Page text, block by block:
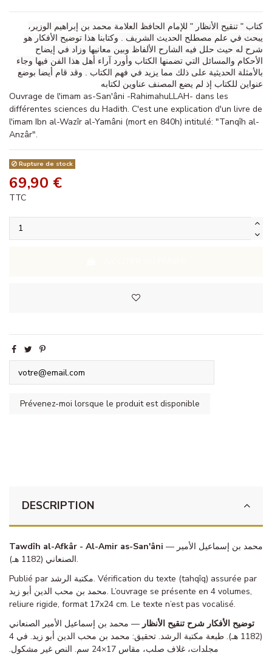
كتاب " تنقيح الأنظار " للإمام الحافظ العلامة محمد بن إبراهيم الوزير،
يبحث في علم مصطلح الحديث الشريف . وكتابنا هذا توضيح الأفكار هو
شرح له حيث حلل فيه الشارح الألفاظ وبين معانيها وزاد في إيضاح
الأحكام والمسائل التي تضمنها الكتاب وأورد آراء أهل هذا الفن فيها وجاء
بالأمثلة الحديثية على ذلك مما يزيد في فهم الكتاب . وقد قام أيضا بوضع
عنواين للكتاب إذ لم يضع المصنف عناوين لكتابه
Ouvrage de l'imam as-San'âni -RahimahuLLAH- dans les
différentes sciences du Hadith. C'est une explication d'un livre de
l'imam Ibn al-Wazîr al-Yamâni (mort en 840h) intitulé: "Tanqîh al-
Anzâr".
Rupture de stock
69,90 €
TTC
DESCRIPTION
Tawdîh al-Afkâr - Al-Amir as-San'âni — محمد بن إسماعيل الأمير
الصنعاني (1182 هـ).
Publié par مكتبة الرشد. Vérification du texte (tahqîq) assurée par
محمد بن محب الدين أبو زيد. L’ouvrage se présente en 4 volumes,
reliure rigide, format 17x24 cm. Le texte n’est pas vocalisé.
توضيح الأفكار شرح تنقيح الأنظار — محمد بن إسماعيل الأمير الصنعاني
(1182 هـ). طبعة مكتبة الرشد. تحقيق: محمد بن محب الدين أبو زيد. في 4
مجلدات، غلاف صلب، مقاس 17×24 سم. النص غير مشكول.